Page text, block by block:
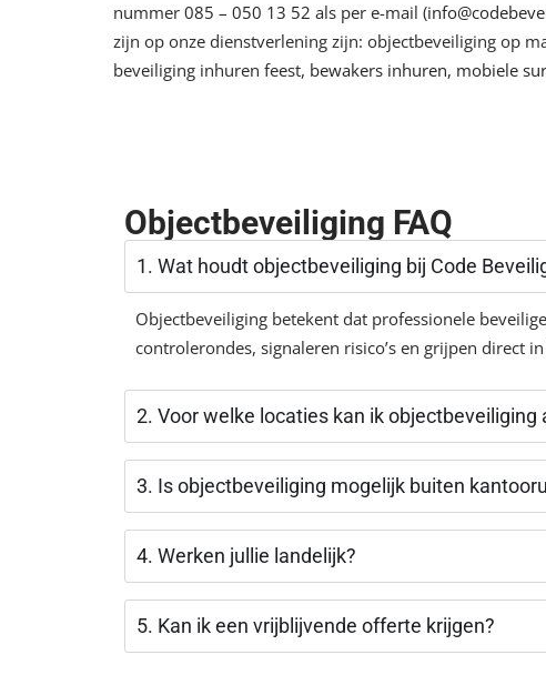
nummer 085 – 050 13 52 als per e-mail (
zijn op onze dienstverlening zijn: objectbeveiliging op
beveiliging inhuren feest, bewakers inhuren, mobiele
Objectbeveiliging FAQ
1. Wat houdt objectbeveiliging bij Code
Objectbeveiliging betekent dat professionele
controlerondes, signaleren risico’s en grijpen direct
2. Voor welke locaties kan ik objectbeveiliging
3. Is objectbeveiliging mogelijk buiten
4. Werken jullie landelijk?
5. Kan ik een vrijblijvende offerte krijgen?